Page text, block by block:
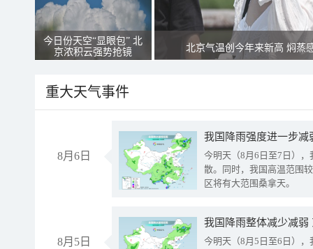
今日份天空“显眼包” 北
京浓积云强势抢镜
北京气温创今年来新高 焖蒸
重大天气事件
8月6日
今明天（8月6日至7日）
散。同时，我国高温范围
区将有大范围桑拿天。
8月5日
我国降雨整体减少减弱
今明天（8月5日至6日）